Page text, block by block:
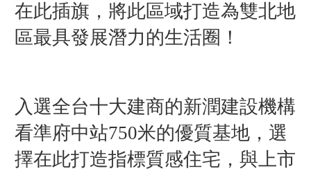
在此插旗，將此區域打造為雙北地
區最具發展潛力的生活圈！
入選全台十大建商的新潤建設機構
看準府中站750米的優質基地，選
擇在此打造指標質感住宅，與上市